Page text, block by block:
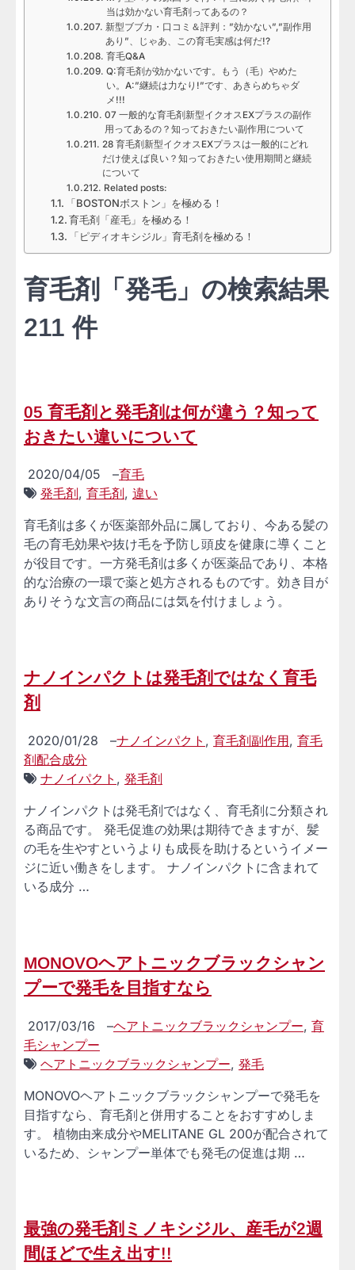
当は効かない育毛剤ってあるの？
新型ブブカ・口コミ＆評判：”効かない”,”副作用
あり”、じゃあ、この育毛実感は何だ!?
育毛Q&A
Q:育毛剤が効かないです。もう（毛）やめた
い。A:”継続は力なり!”です、あきらめちゃダ
メ!!!
07 一般的な育毛剤新型イクオスEXプラスの副作
用ってあるの？知っておきたい副作用について
28 育毛剤新型イクオスEXプラスは一般的にどれ
だけ使えば良い？知っておきたい使用期間と継続
について
Related posts:
「BOSTONボストン」を極める！
育毛剤「産毛」を極める！
「ピディオキシジル」育毛剤を極める！
育毛剤「発毛」の検索結果
211 件
05 育毛剤と発毛剤は何が違う？知って
おきたい違いについて
2020/04/05 –育毛
発毛剤, 育毛剤, 違い
育毛剤は多くが医薬部外品に属しており、今ある髪の
毛の育毛効果や抜け毛を予防し頭皮を健康に導くこと
が役目です。一方発毛剤は多くが医薬品であり、本格
的な治療の一環で薬と処方されるものです。効き目が
ありそうな文言の商品には気を付けましょう。
ナノインパクトは発毛剤ではなく育毛
剤
2020/01/28 –ナノインパクト , 育毛剤副作用, 育毛
剤配合成分
ナノイパクト , 発毛剤
ナノインパクトは発毛剤ではなく、育毛剤に分類され
る商品です。 発毛促進の効果は期待できますが、髪
の毛を生やすというよりも成長を助けるというイメー
ジに近い働きをします。 ナノインパクトに含まれて
いる成分 …
MONOVOヘアトニックブラックシャン
プーで発毛を目指すなら
2017/03/16 –ヘアトニックブラックシャンプー, 育
毛シャンプー
ヘアトニックブラックシャンプー, 発毛
MONOVOヘアトニックブラックシャンプーで発毛を
目指すなら、育毛剤と併用することをおすすめしま
す。 植物由来成分やMELITANE GL 200が配合されて
いるため、シャンプー単体でも発毛の促進は期 …
最強の発毛剤ミノキシジル、産毛が2週
間ほどで生え出す!!